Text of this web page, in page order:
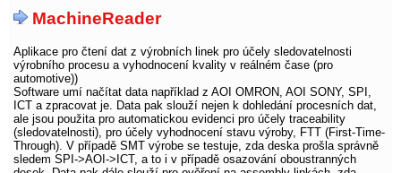
MachineReader
Aplikace pro čtení dat z výrobních linek pro účely sledovatelnosti
výrobního procesu a vyhodnocení kvality v reálném čase (pro
automotive))
Software umí načítat data například z AOI OMRON, AOI SONY, SPI,
ICT a zpracovat je. Data pak slouží nejen k dohledání procesních dat,
ale jsou použita pro automatickou evidenci pro účely traceability
(sledovatelnosti), pro účely vyhodnocení stavu výroby, FTT (First-Time-
Through). V případě SMT výrobe se testuje, zda deska prošla správně
sledem SPI->AOI->ICT, a to i v případě osazování oboustranných